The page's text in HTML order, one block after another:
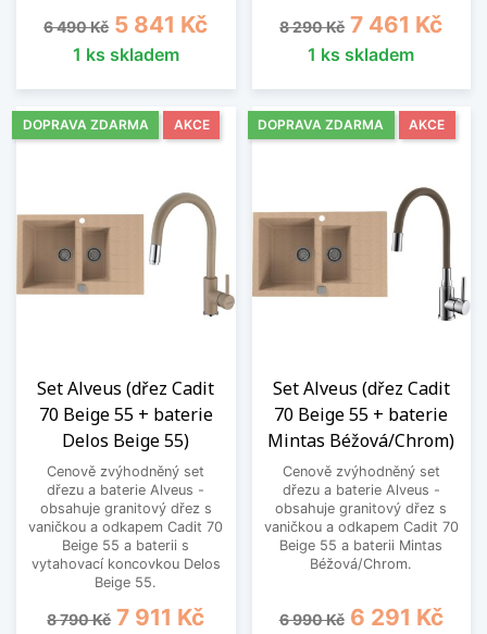
Běžná cena
6 490 Kč Cena
5 841 Kč
1 ks skladem
Běžná cena
8 290 Kč Cena
7 461 Kč
1 ks skladem
Set Alveus (dřez Cadit
70 Beige 55 + baterie
Delos Beige 55)
Cenově zvýhodněný set
dřezu a baterie Alveus -
obsahuje granitový dřez s
vaničkou a odkapem Cadit 70
Beige 55 a baterii s
vytahovací koncovkou Delos
Beige 55.
Běžná cena
8 790 Kč Cena
7 911 Kč
DOPRAVA ZDARMA AKCE
Set Alveus (dřez Cadit
70 Beige 55 + baterie
Mintas Béžová/Chrom)
Cenově zvýhodněný set
dřezu a baterie Alveus -
obsahuje granitový dřez s
vaničkou a odkapem Cadit 70
Beige 55 a baterii Mintas
Béžová/Chrom.
Běžná cena
6 990 Kč Cena
6 291 Kč
DOPRAVA ZDARMA AKCE